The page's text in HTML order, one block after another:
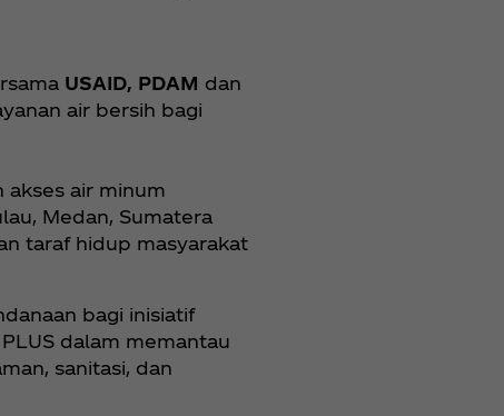
USAID, PDAM dan
air bersih bagi
air minum
Medan, Sumatera
taraf hidup masyarakat
bagi inisiatif
dalam memantau
sanitasi, dan